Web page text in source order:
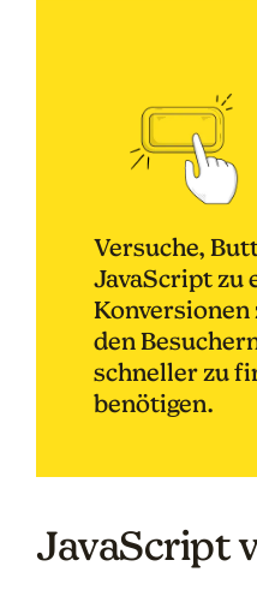
Versuche,
JavaScript zu
Konversionen
den
schneller zu
benötigen.
JavaScript